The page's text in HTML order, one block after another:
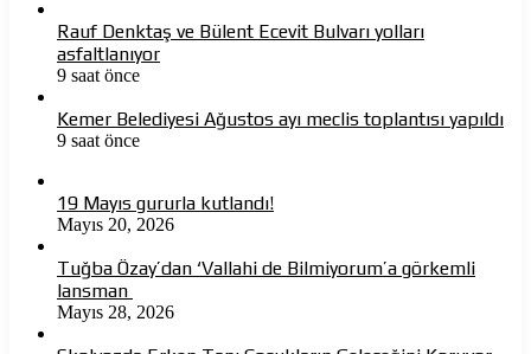
Rauf Denktaş ve Bülent Ecevit Bulvarı yolları
asfaltlanıyor
9 saat önce
Kemer Belediyesi Ağustos ayı meclis toplantısı yapıldı
9 saat önce
19 Mayıs gururla kutlandı!
Mayıs 20, 2026
Tuğba Özay’dan ‘Vallahi de Bilmiyorum’a görkemli
lansman
Mayıs 28, 2026